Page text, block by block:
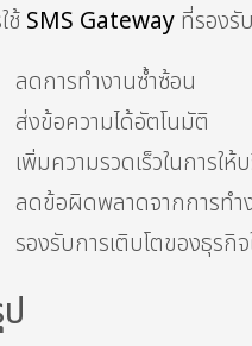
ช้ SMS Gateway ที่รองรั
ลดการทำงานซ้ำซ้อน
ส่งข้อความได้อัตโนมัติ
เพิ่มความรวดเร็วในการให้
ลดข้อผิดพลาดจากการทำ
รองรับการเติบโตของธุรกิจ